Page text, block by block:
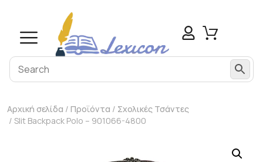
Αρχική σελίδα / Προϊόντα / Σχολικές Τσάντες
/ Slit Backpack Polo – 901066-4800